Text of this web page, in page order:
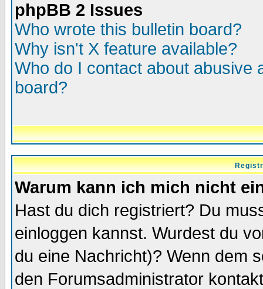
phpBB 2 Issues
Who wrote this bulletin board?
Why isn't X feature available?
Who do I contact about abusive
board?
Warum kann ich mich nicht
Hast du dich registriert? Du
einloggen kannst. Wurdest du
du eine Nachricht)? Wenn dem
den Forumsadministrator